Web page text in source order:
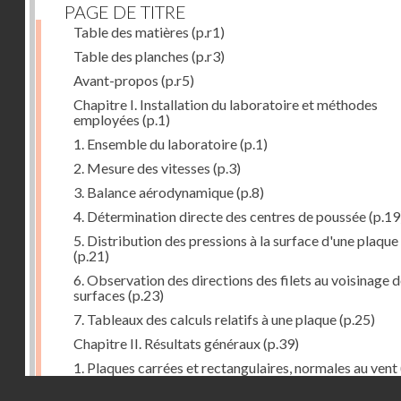
PAGE DE TITRE
Table des matières (p.r1)
Table des planches (p.r3)
Avant-propos (p.r5)
Chapitre I. Installation du laboratoire et méthodes
employées (p.1)
1. Ensemble du laboratoire(p.1)
2. Mesure des vitesses (p.3)
3. Balance aérodynamique(p.8)
4. Détermination directe des centres de poussée
5. Distribution des pressions à la surface d'une plaque
(p.21)
6. Observation des directions des filets au voisinage
surfaces (p.23)
7. Tableaux des calculs relatifs à une plaque(p.25)
Chapitre II. Résultats généraux(p.39)
1. Plaques carrées et rectangulaires, normales au vent